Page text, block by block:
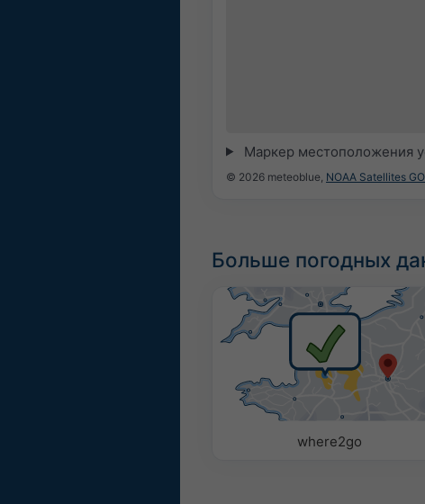
Маркер местоположения
© 2026 meteoblue, NOAA Satellites
Больше погодных
where2go